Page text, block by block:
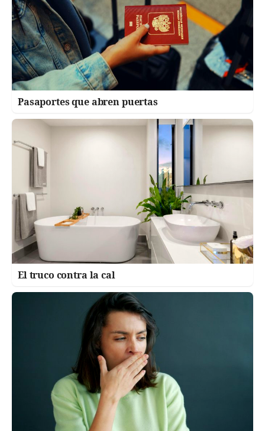
Pasaportes que abren puertas
El truco contra la cal